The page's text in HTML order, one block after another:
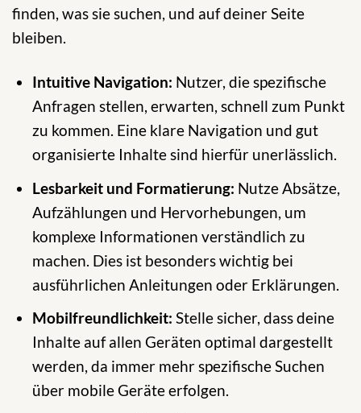
finden, was sie suchen, und auf deiner Seite
bleiben.
Intuitive Navigation: Nutzer, die spezifische
Anfragen stellen, erwarten, schnell zum Punkt
zu kommen. Eine klare Navigation und gut
organisierte Inhalte sind hierfür unerlässlich.
Lesbarkeit und Formatierung: Nutze Absätze,
Aufzählungen und Hervorhebungen, um
komplexe Informationen verständlich zu
machen. Dies ist besonders wichtig bei
ausführlichen Anleitungen oder Erklärungen.
Mobilfreundlichkeit: Stelle sicher, dass deine
Inhalte auf allen Geräten optimal dargestellt
werden, da immer mehr spezifische Suchen
über mobile Geräte erfolgen.